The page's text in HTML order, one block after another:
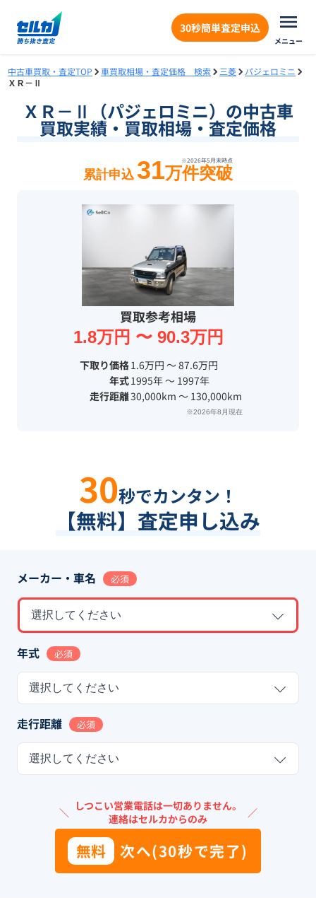
30秒簡単査定申込
メニュー
中古車買取・査定TOP 車買取相場・査定価格 検索 三菱
パジェロミニ
ＸＲ－Ⅱ
ＸＲ－Ⅱ（パジェロミニ）の中古車
買取実績・買取相場・査定価格
※2026年5月末時点
累計申込 31万件突破
買取参考相場
1.8万円 〜 90.3万円
下取り価格1.6万円 〜 87.6万円
年式1995年 〜 1997年
走行距離30,000km 〜 130,000km
※2026年8月現在
30秒でカンタン！
【無料】査定申し込み
メーカー・車名 必須
選択してください
年式 必須
選択してください
走行距離 必須
選択してください
＼ しつこい営業電話は一切ありません。
連絡はセルカからのみ
／
無料 次へ(30秒で完了)